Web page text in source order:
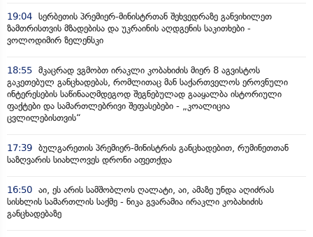
19:04 სერბეთის პრემიერ-მინისტრთან შეხვედრაზე განვიხილეთ
ზამთრისთვის მზადებისა და უკრაინის აღდგენის საკითხები -
ვოლოდიმირ ზელენსკი
18:55 მკაცრად ვგმობთ ირაკლი კობახიძის მიერ 8 აგვისტოს
გაკეთებულ განცხადებას, რომლითაც მან საქართველოს ეროვნული
ინტერესების საწინააღმდეგოდ შეგნებულად გააყალბა ისტორიული
ფაქტები და სამართლებრივი შეფასებები - „კოალიცია
ცვლილებისთვის“
17:39 ბულგარეთის პრემიერ-მინისტრის განცხადებით, რუმინეთთან
საზღვარის სიახლოვეს დრონი აფეთქდა
16:50 აი, ეს არის სამშობლოს ღალატი, აი, ამაზე უნდა აღიძრას
სისხლის სამართლის საქმე - ნიკა გვარამია ირაკლი კობახიძის
განცხადებაზე